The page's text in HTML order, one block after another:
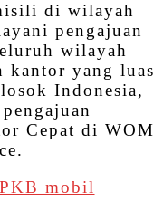
di wilayah
pengajuan
wilayah
kantor yang luas
Indonesia,
Cepat di WOM
mobil